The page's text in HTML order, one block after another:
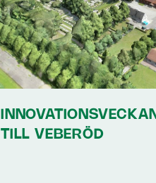
TILL VEBERÖD